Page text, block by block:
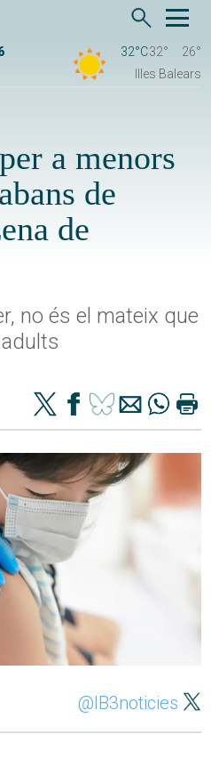
32°C32°
26°
Illes Balears
a menors
de
de
no és el mateix que
@IB3noticies